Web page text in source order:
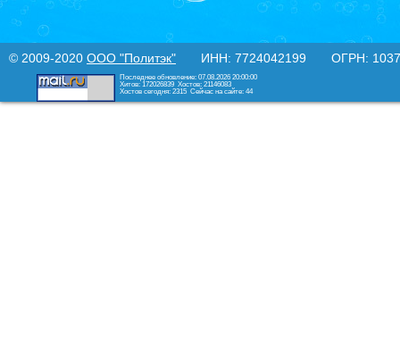
© 2009-2020 ООО "Политэк" ИНН: 7724042199 ОГРН:
Последнее обновление: 07.08.2026 20:00:00
Хитов: 172026839 Хостов: 21146083
Хостов сегодня: 2315 Сейчас на сайте: 44